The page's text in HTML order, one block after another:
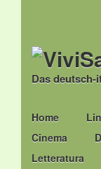
Das
Main menu
Skip
to
content
Home
Cinema
Letteratura